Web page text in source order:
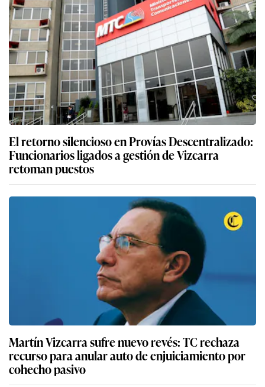
El retorno silencioso en Provías Descentralizado:
Funcionarios ligados a gestión de Vizcarra
retoman puestos
Martín Vizcarra sufre nuevo revés: TC rechaza
recurso para anular auto de enjuiciamiento por
cohecho pasivo